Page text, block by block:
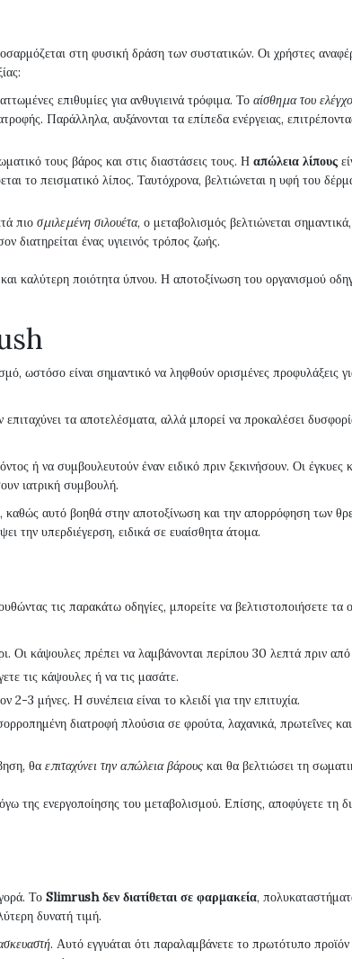
στη φυσική δράση των συστατικών. Οι χρήστες
επιθυμίες για ανθυγιεινά τρόφιμα. Το αίσθημα του
Παράλληλα, αυξάνονται τα επίπεδα ενέργειας,
τους βάρος και στις διαστάσεις τους. Η απώλεια λίπους
το πεισματικό λίπος. Ταυτόχρονα, βελτιώνεται η υφή του
πιο σμιλεμένη σιλουέτα, ο μεταβολισμός βελτιώνεται
διατηρείται ένας υγιεινός τρόπος ζωής.
καλύτερη ποιότητα ύπνου. Η αποτοξίνωση του οργανισμού
ωστόσο είναι σημαντικό να ληφθούν ορισμένες προφυλάξεις
τα αποτελέσματα, αλλά μπορεί να προκαλέσει
ή να συμβουλευτούν έναν ειδικό πριν ξεκινήσουν. Οι έγκυες
ιατρική συμβουλή.
αυτό βοηθά στην αποτοξίνωση και την απορρόφηση των
την υπερδιέγερση, ειδικά σε ευαίσθητα άτομα.
τις παρακάτω οδηγίες, μπορείτε να βελτιστοποιήσετε τα
Οι κάψουλες πρέπει να λαμβάνονται περίπου 30 λεπτά πριν
τις κάψουλες ή να τις μασάτε.
2-3 μήνες. Η συνέπεια είναι το κλειδί για την επιτυχία.
διατροφή πλούσια σε φρούτα, λαχανικά, πρωτεΐνες
θα επιταχύνει την απώλεια βάρους και θα βελτιώσει τη
της ενεργοποίησης του μεταβολισμού. Επίσης, αποφύγετε τη
Το Slimrush δεν διατίθεται σε φαρμακεία,
δυνατή τιμή.
. Αυτό εγγυάται ότι παραλαμβάνετε το πρωτότυπο